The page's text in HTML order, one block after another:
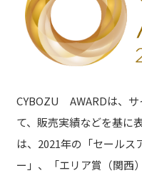
CYBOZU AWARDは、
て、販売実績などを基に
は、2021年の「セールス
ー」、「エリア賞（関西